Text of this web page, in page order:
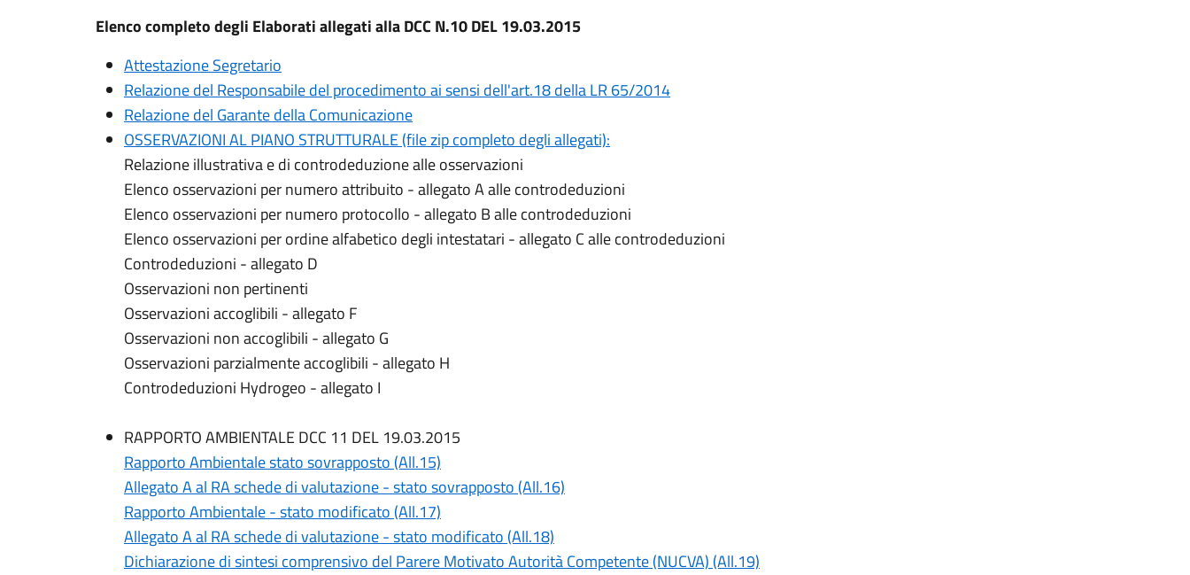
Elenco completo degli Elaborati allegati alla DCC N.10 DEL 19.03.2015
Attestazione Segretario
Relazione del Responsabile del procedimento ai sensi dell'art.18 della LR 65/2014
Relazione del Garante della Comunicazione
OSSERVAZIONI AL PIANO STRUTTURALE (file zip completo degli allegati):
Relazione illustrativa e di controdeduzione alle osservazioni
Elenco osservazioni per numero attribuito - allegato A alle controdeduzioni
Elenco osservazioni per numero protocollo - allegato B alle controdeduzioni
Elenco osservazioni per ordine alfabetico degli intestatari - allegato C alle controdeduzioni
Controdeduzioni - allegato D
Osservazioni non pertinenti
Osservazioni accoglibili - allegato F
Osservazioni non accoglibili - allegato G
Osservazioni parzialmente accoglibili - allegato H
Controdeduzioni Hydrogeo - allegato I
RAPPORTO AMBIENTALE DCC 11 DEL 19.03.2015
Rapporto Ambientale stato sovrapposto (All.15)
Allegato A al RA schede di valutazione - stato sovrapposto (All.16)
Rapporto Ambientale - stato modificato (All.17)
Allegato A al RA schede di valutazione - stato modificato (All.18)
Dichiarazione di sintesi comprensivo del Parere Motivato Autorità Competente (NUCVA) (All.19)